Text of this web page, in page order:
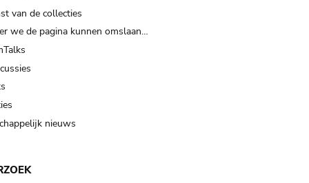
van de collecties
we de pagina kunnen omslaan…
nieuws